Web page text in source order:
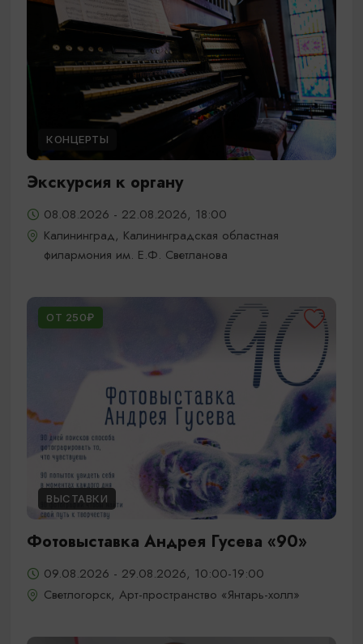
КОНЦЕРТЫ
Экскурсия к органу
08.08.2026 - 22.08.2026, 18:00
Калининград, Калининградская областная
филармония им. Е.Ф. Светланова
ОТ 250₽
ВЫСТАВКИ
Фотовыставка Андрея Гусева «90»
09.08.2026 - 29.08.2026, 10:00-19:00
Светлогорск, Арт-пространство «Янтарь-холл»